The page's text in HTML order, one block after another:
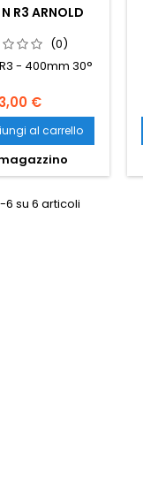
R3 ARNOLD
(0)
- 400mm 30°
3,00 €
al carrello
6 su 6 articoli